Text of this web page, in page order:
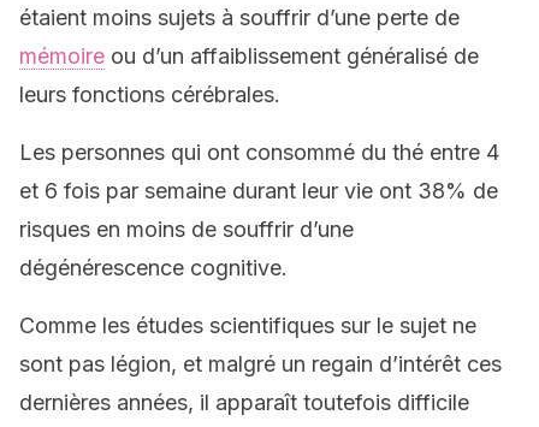
étaient moins sujets à souffrir d’une perte de
mémoire ou d’un affaiblissement généralisé de
leurs fonctions cérébrales.
Les personnes qui ont consommé du thé entre 4
et 6 fois par semaine durant leur vie ont 38% de
risques en moins de souffrir d’une
dégénérescence cognitive.
Comme les études scientifiques sur le sujet ne
sont pas légion, et malgré un regain d’intérêt ces
dernières années, il apparaît toutefois difficile